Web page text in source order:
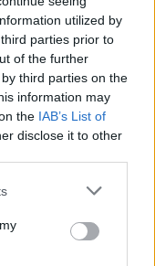
utilized by
parties prior to
of the further
third parties on the
information may
the IAB’s List of
disclose it to other